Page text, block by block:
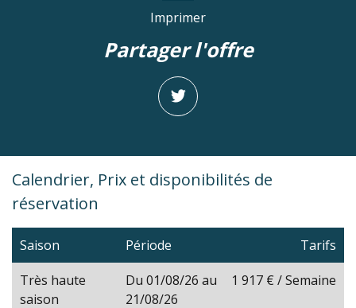
Imprimer
partager l'offre
Calendrier, Prix et disponibilités de
réservation
Saison Période
Tarifs
Très haute
saison
Du 01/08/26 au
21/08/26
1 917 € / Semaine